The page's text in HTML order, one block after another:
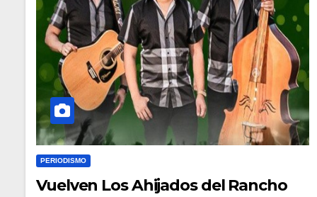
PERIODISMO
Vuelven Los Ahijados del Rancho